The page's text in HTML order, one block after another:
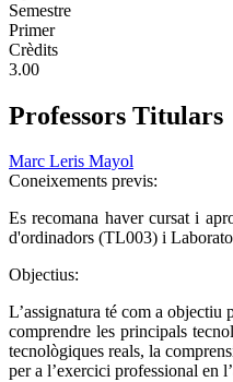
Semestre
Primer
Crèdits
3.00
Professors Titulars
Marc Leris Mayol
Coneixements previs:
Es recomana haver cursat i
d'ordinadors (TL003) i
Objectius:
L’assignatura té com a objectiu
comprendre les principals
tecnològiques reals, la
per a l’exercici professional en